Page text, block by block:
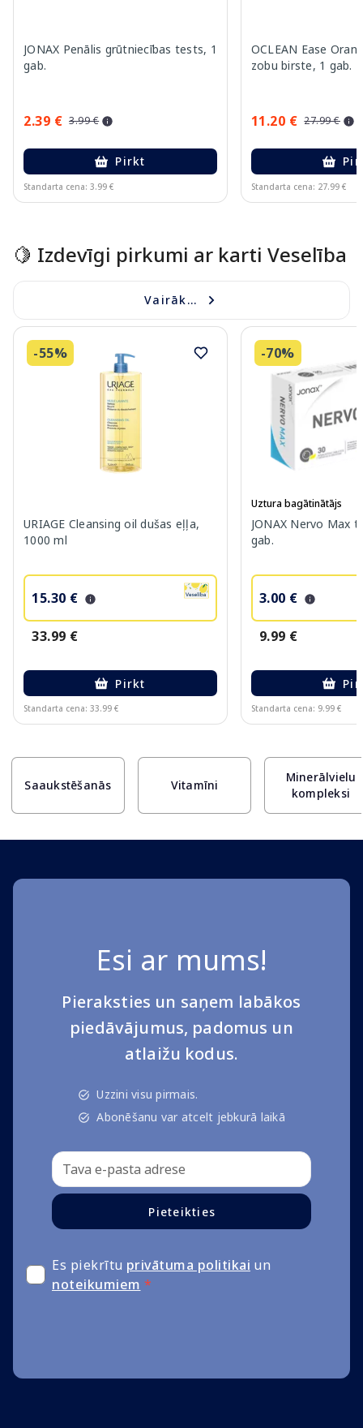
JONAX Penālis grūtniecības tests, 1
gab.
2.39 € 3.99 €
Pirkt
Standarta cena: 3.99 €
OCLEAN Ease
zobu birste, 1 gab.
11.20 € 27.99 €
Standarta cena: 27.99 €
🍋 Izdevīgi pirkumi ar karti Veselība
Vairāk...
-55%
URIAGE Cleansing oil dušas eļļa,
1000 ml
15.30 €
33.99 €
Pirkt
Standarta cena: 33.99 €
-70%
Uztura bagātinātājs
JONAX Nervo Max
gab.
3.00 €
9.99 €
Standarta cena: 9.99 €
Saaukstēšanās Vitamīni
Minerālvielu
kompleksi
Esi ar mums!
Pieraksties un saņem labākos
piedāvājumus, padomus un
atlaižu kodus.
Uzzini visu pirmais.
Abonēšanu var atcelt jebkurā laikā
Pieteikties
Es piekrītu privātuma politikai un
noteikumiem *